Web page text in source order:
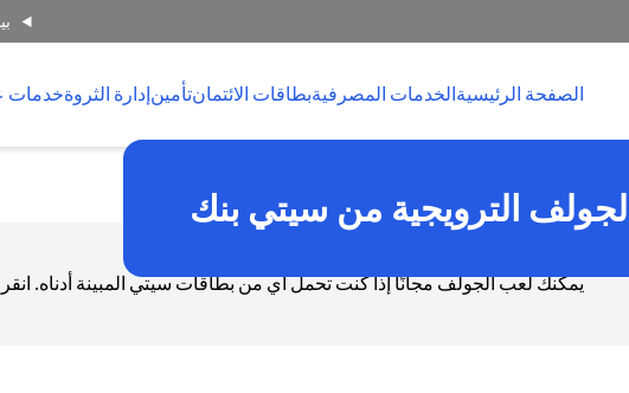
الصفحة الرئيسيةالخدمات المصرفيةبطاقات الائتمانتأمينإدارة الثروةخدمات
الترويجية من سيتي بنك
يمكنك لعب الجولف مجانًا إذا كنت تحمل أي من بطاقات سيتي المبينة أدناه.